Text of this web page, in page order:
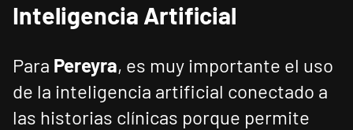
Inteligencia Artificial
Para Pereyra, es muy importante el uso
de la inteligencia artificial conectado a
las historias clínicas porque permite